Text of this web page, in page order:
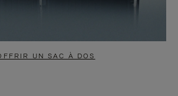
UN SAC À DOS